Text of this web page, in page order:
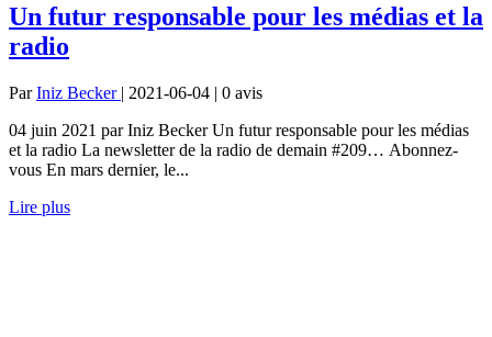
Un futur responsable pour les médias et la
radio
ParIniz Becker | 2021-06-04 | 0 avis
04 juin 2021 par Iniz Becker Un futur responsable pour les médias
et la radio La newsletter de la radio de demain #209… Abonnez-
vous En mars dernier, le...
Lire plus